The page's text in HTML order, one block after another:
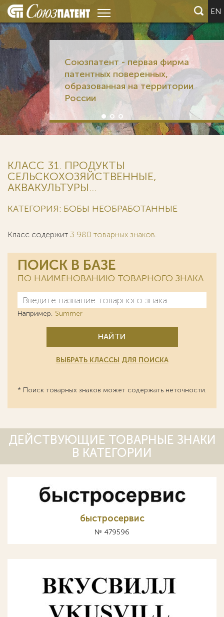
EN
Союзпатент - первая фирма
патентных поверенных,
образованная на территории
России
КЛАСС 31. ПРОДУКТЫ
СЕЛЬСКОХОЗЯЙСТВЕННЫЕ,
АКВАКУЛЬТУРЫ...
КАТЕГОРИЯ: БОБЫ НЕОБРАБОТАННЫЕ
Класс содержит 3 980 товарных знаков.
ПОИСК В БАЗЕ
ПО НАИМЕНОВАНИЮ ТОВАРНОГО ЗНАКА
Например, Summer
НАЙТИ
ВЫБРАТЬ КЛАССЫ ДЛЯ ПОИСКА
* Поиск товарных знаков может содержать неточности.
ДЕЙСТВУЮЩИЕ ТОВАРНЫЕ ЗНАКИ
В КАТЕГОРИИ
быстросервис
№ 479596